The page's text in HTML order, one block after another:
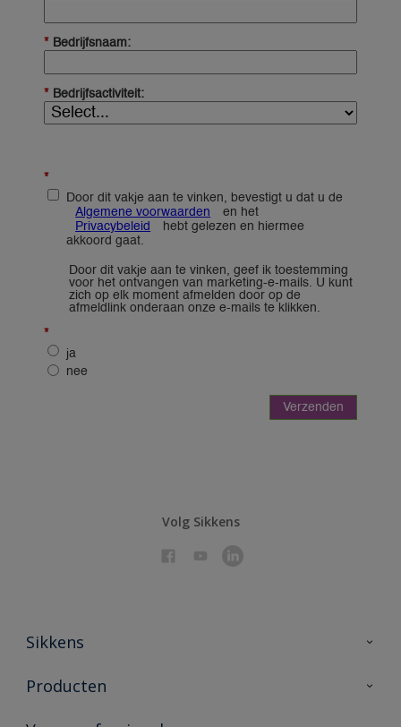
Volg Sikkens
Sikkens
Over Sikkens
Producten
Producten voor binnen